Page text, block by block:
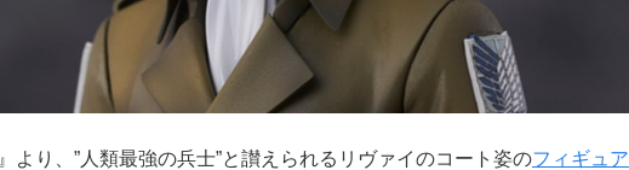
』より、”人類最強の兵士”と讃えられるリヴァイのコート姿のフィギュア